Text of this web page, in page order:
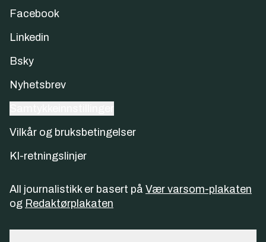
Facebook
Linkedin
Bsky
Nyhetsbrev
Vilkår og bruksbetingelser
KI-retningslinjer
All journalistikk er basert på Vær varsom-plakaten
og Redaktørplakaten